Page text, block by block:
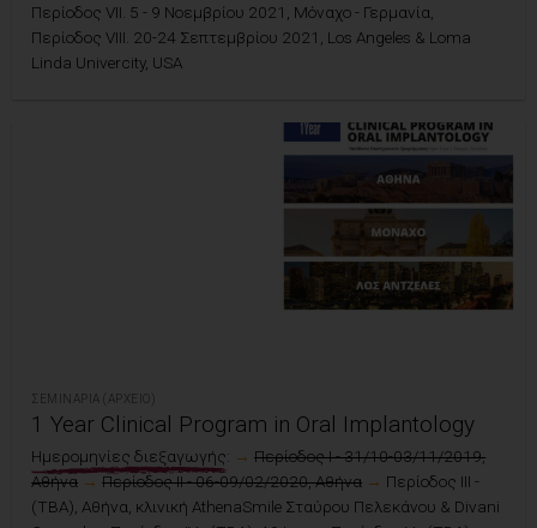
Περίοδος VII. 5 - 9 Νοεμβρίου 2021, Μόναχο - Γερμανία,
Περίοδος VIII. 20-24 Σεπτεμβρίου 2021, Los Angeles & Loma
Linda Univercity, USA
ΣΕΜΙΝΆΡΙΑ (ΑΡΧΕΊΟ)
1 Year Clinical Program in Oral Implantology
Ημερομηνίες διεξαγωγής: →Περίοδος I - 31/10-03/11/2019,
Αθήνα →Περίοδος II - 06-09/02/2020, Αθήνα → Περίοδος III -
(TBA), Αθήνα, κλινική AthenaSmile Σταύρου Πελεκάνου & Divani